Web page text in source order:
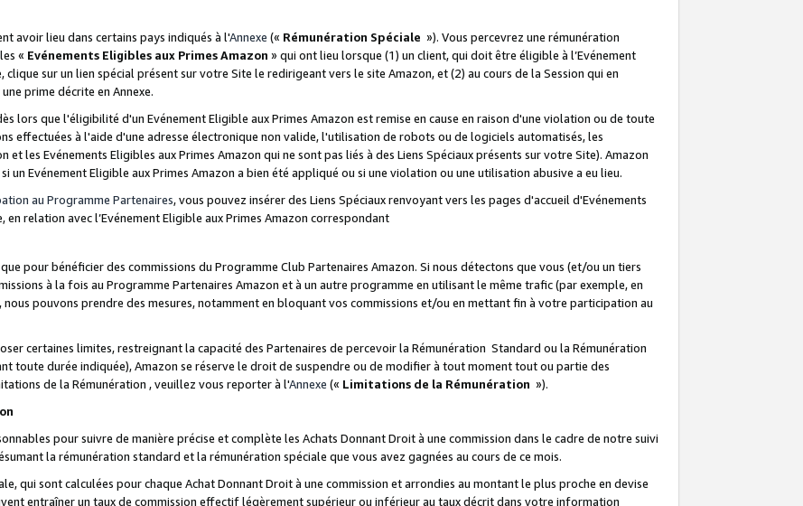
avoir lieu dans certains pays indiqués à l'Annexe (« Rémunération Spéciale »). Vous percevrez une rémunération
« Evénements Eligibles aux Primes Amazon » qui ont lieu lorsque (1) un client, qui doit être éligible à l’Evénement
sur un lien spécial présent sur votre Site le redirigeant vers le site Amazon, et (2) au cours de la Session qui en
prime décrite en Annexe.
lors que l'éligibilité d'un Evénement Eligible aux Primes Amazon est remise en cause en raison d'une violation ou de toute
effectuées à l'aide d'une adresse électronique non valide, l'utilisation de robots ou de logiciels automatisés, les
et les Evénements Eligibles aux Primes Amazon qui ne sont pas liés à des Liens Spéciaux présents sur votre Site). Amazon
un Evénement Eligible aux Primes Amazon a bien été appliqué ou si une violation ou une utilisation abusive a eu lieu.
au Programme Partenaires, vous pouvez insérer des Liens Spéciaux renvoyant vers les pages d'accueil d'Evénements
en relation avec l’Evénement Eligible aux Primes Amazon correspondant
pour bénéficier des commissions du Programme Club Partenaires Amazon. Si nous détectons que vous (et/ou un tiers
à la fois au Programme Partenaires Amazon et à un autre programme en utilisant le même trafic (par exemple, en
pouvons prendre des mesures, notamment en bloquant vos commissions et/ou en mettant fin à votre participation au
certaines limites, restreignant la capacité des Partenaires de percevoir la Rémunération Standard ou la Rémunération
toute durée indiquée), Amazon se réserve le droit de suspendre ou de modifier à tout moment tout ou partie des
de la Rémunération , veuillez vous reporter à l'Annexe (« Limitations de la Rémunération »).
pour suivre de manière précise et complète les Achats Donnant Droit à une commission dans le cadre de notre suivi
la rémunération standard et la rémunération spéciale que vous avez gagnées au cours de ce mois.
qui sont calculées pour chaque Achat Donnant Droit à une commission et arrondies au montant le plus proche en devise
entraîner un taux de commission effectif légèrement supérieur ou inférieur au taux décrit dans votre information